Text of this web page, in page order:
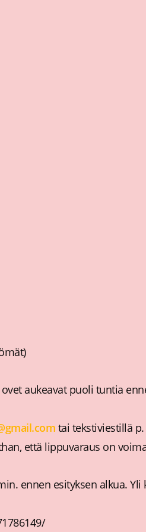
aukeavat puoli tuntia
tai tekstiviestillä
että lippuvaraus on
ennen esityksen alkua.